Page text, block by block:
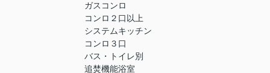
ガスコンロ
コンロ２口以上
システムキッチン
コンロ３口
バス・トイレ別
追焚機能浴室